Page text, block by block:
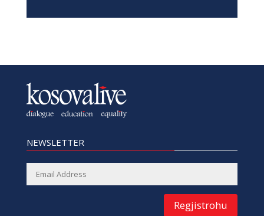
NEWSLETTER
Regjistrohu